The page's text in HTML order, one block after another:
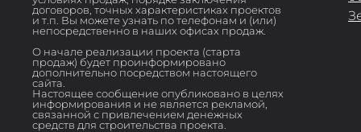
договоров, точных характеристиках проектов
и т.п. Вы можете узнать по телефонам и (или)
непосредственно в наших офисах продаж.
О начале реализации проекта (старта
продаж) будет проинформировано
дополнительно посредством настоящего
сайта.
Настоящее сообщение опубликовано в целях
информирования и не является рекламой,
связанной с привлечением денежных
средств для строительства проекта.